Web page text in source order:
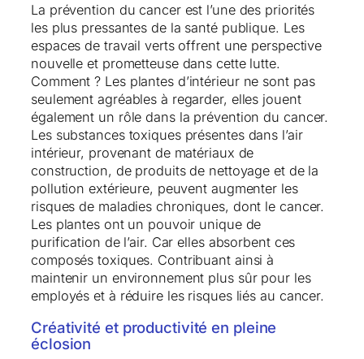
La prévention du cancer est l’une des priorités
les plus pressantes de la santé publique. Les
espaces de travail verts offrent une perspective
nouvelle et prometteuse dans cette lutte.
Comment ? Les plantes d’intérieur ne sont pas
seulement agréables à regarder, elles jouent
également un rôle dans la prévention du cancer.
Les substances toxiques présentes dans l’air
intérieur, provenant de matériaux de
construction, de produits de nettoyage et de la
pollution extérieure, peuvent augmenter les
risques de maladies chroniques, dont le cancer.
Les plantes ont un pouvoir unique de
purification de l’air. Car elles absorbent ces
composés toxiques. Contribuant ainsi à
maintenir un environnement plus sûr pour les
employés et à réduire les risques liés au cancer.
Créativité et productivité en pleine
éclosion